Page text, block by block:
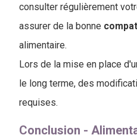
consulter régulièrement
assurer de la bonne
alimentaire.
Lors de la mise en place
le long terme, des
requises.
Conclusion -